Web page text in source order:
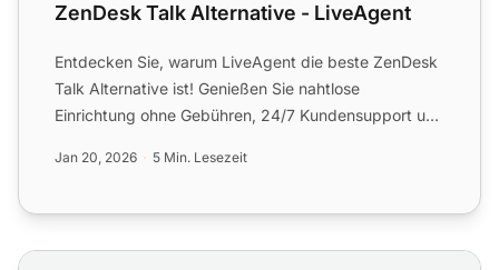
ZenDesk Talk Alternative - LiveAgent
Entdecken Sie, warum LiveAgent die beste ZenDesk
Talk Alternative ist! Genießen Sie nahtlose
Einrichtung ohne Gebühren, 24/7 Kundensupport und
Jan 20, 2026 5 Min. Lesezeit
Call Center Detaillierter Leitfaden: Funktion, Vorteile und